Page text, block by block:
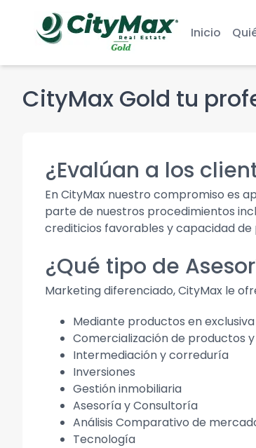
Inicio
CityMax Gold tu
¿Evalúan a los
En CityMax nuestro compromiso es
parte de nuestros procedimientos
crediticios favorables y capacidad
¿Qué tipo de
Marketing diferenciado, CityMax le
Mediante productos en exclusiva
Comercialización de productos
Intermediación y correduría
Inversiones
Gestión inmobiliaria
Asesoría y Consultoría
Análisis Comparativo de
Tecnología